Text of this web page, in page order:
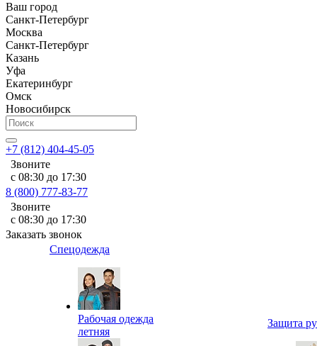
Ваш город
Санкт-Петербург
Москва
Санкт-Петербург
Казань
Уфа
Екатеринбург
Омск
Новосибирск
+7 (812) 404-45-05
Звоните
с 08:30 до 17:30
8 (800) 777-83-77
Звоните
с 08:30 до 17:30
Заказать звонок
Спецодежда
Рабочая одежда
летняя
Защита